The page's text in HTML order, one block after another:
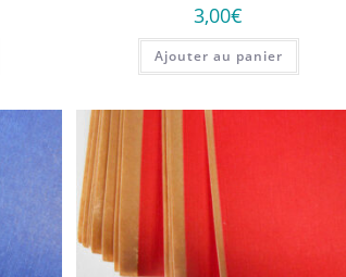
3,00€
Ajouter au panier